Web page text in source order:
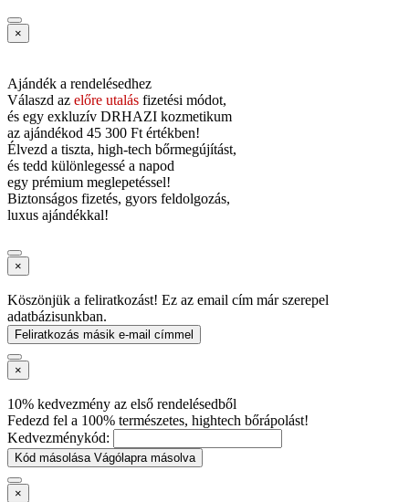
×
Ajándék a rendelésedhez
Válaszd az előre utalás fizetési módot,
és egy exkluzív DRHAZI kozmetikum
az ajándékod 45 300 Ft értékben!
Élvezd a tiszta, high-tech bőrmegújítást,
és tedd különlegessé a napod
egy prémium meglepetéssel!
Biztonságos fizetés, gyors feldolgozás,
luxus ajándékkal!
×
Köszönjük a feliratkozást! Ez az email cím már szerepel
adatbázisunkban.
Feliratkozás másik e-mail címmel
×
10% kedvezmény az első rendelésedből
Fedezd fel a 100% természetes, hightech bőrápolást!
Kedvezménykód:
Kód másolása Vágólapra másolva
×